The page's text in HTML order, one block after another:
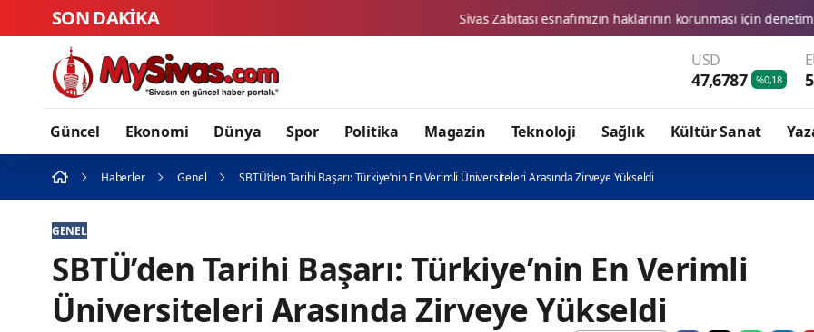
SON DAKİKA Sivas Zabıtası esnafımızın haklarının korunması için denetimlerimizi aralıksız
USD
47,6787 %0,18
Güncel Ekonomi Dünya Spor Politika Magazin Teknoloji Sağlık Kültür Sanat
Haberler Genel SBTÜ’den Tarihi Başarı: Türkiye’nin En Verimli Üniversiteleri Arasında Zirveye Yükseldi
GENEL
SBTÜ’den Tarihi Başarı: Türkiye’nin En Verimli
Üniversiteleri Arasında Zirveye Yükseldi